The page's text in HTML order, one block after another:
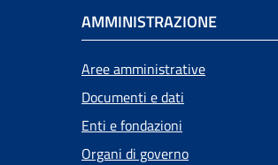
AMMINISTRAZIONE
Aree amministrative
Documenti e dati
Enti e fondazioni
Organi di governo